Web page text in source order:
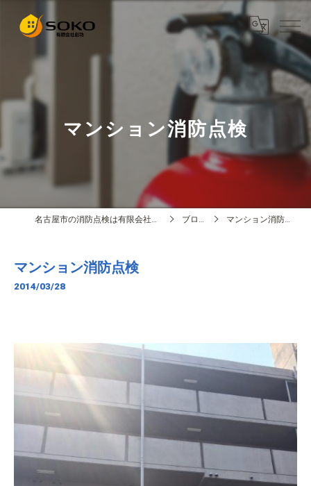
マンション消防点検
名古屋市の消防点検は有限会社創功 ブログ マンション消防点検
マンション消防点検
2014/03/28